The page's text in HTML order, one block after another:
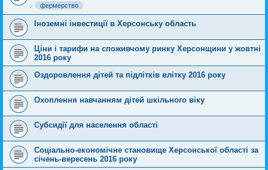
фермерство
Іноземні інвестиції в Херсонську область
Ціни і тарифи на споживчому ринку Херсонщини у жовтні
2016 року
Оздоровлення дітей та підлітків влітку 2016 року
Охоплення навчанням дітей шкільного віку
Субсидії для населення області
Соціально-економічне становище Херсонської області за
січень-вересень 2016 року